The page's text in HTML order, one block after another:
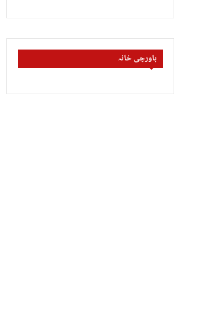
باورچی خانہ